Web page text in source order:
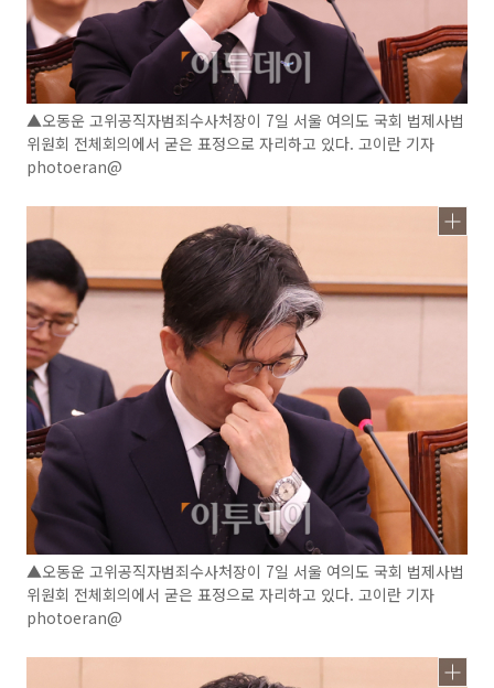
▲오동운 고위공직자범죄수사처장이 7일 서울 여의도 국회 법제사법
위원회 전체회의에서 굳은 표정으로 자리하고 있다. 고이란 기자
photoeran@
▲오동운 고위공직자범죄수사처장이 7일 서울 여의도 국회 법제사법
위원회 전체회의에서 굳은 표정으로 자리하고 있다. 고이란 기자
photoeran@